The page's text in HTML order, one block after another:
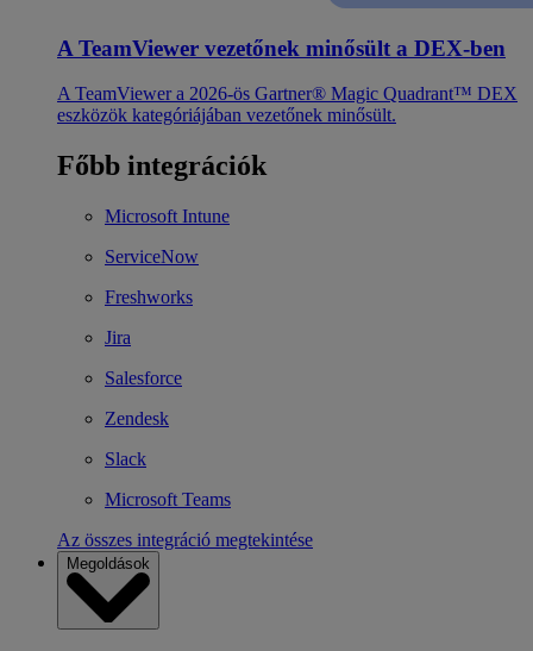
A TeamViewer vezetőnek minősült a DEX-ben
A TeamViewer a 2026-ös Gartner® Magic Quadrant™ DEX
eszközök kategóriájában vezetőnek minősült.
Főbb integrációk
Microsoft Intune
ServiceNow
Freshworks
Jira
Salesforce
Zendesk
Slack
Microsoft Teams
Az összes integráció megtekintése
Megoldások